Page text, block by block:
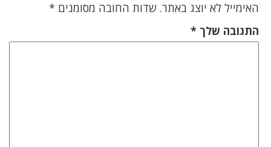
האימייל לא יוצג באתר. שדות החובה מסומנים *
התגובה שלך *